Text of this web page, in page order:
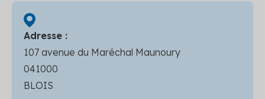
Adresse :
107 avenue du Maréchal Maunoury
041000
BLOIS